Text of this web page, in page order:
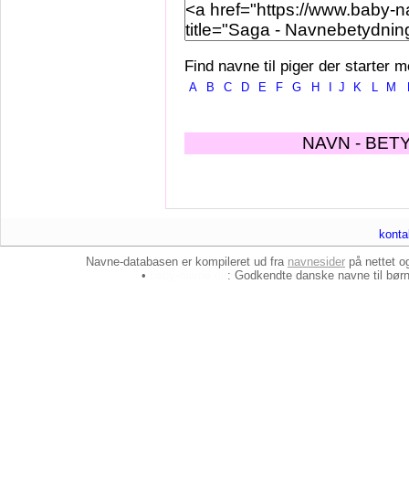
Find navne til piger der starter
A B C D E F G H J K L M
NAVN -
Navne-databasen er kompileret ud fra navnesider på nettet
•
: Godkendte danske navne til børn